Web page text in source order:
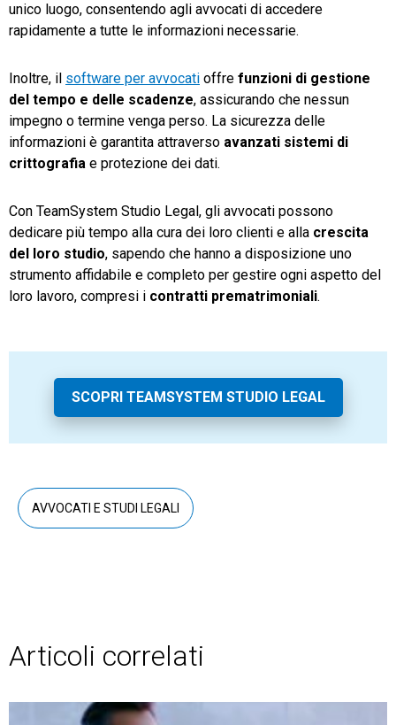
unico luogo, consentendo agli avvocati di accedere
rapidamente a tutte le informazioni necessarie.
Inoltre, il software per avvocati offre funzioni di gestione
del tempo e delle scadenze, assicurando che nessun
impegno o termine venga perso. La sicurezza delle
informazioni è garantita attraverso avanzati sistemi di
crittografia e protezione dei dati.
Con TeamSystem Studio Legal, gli avvocati possono
dedicare più tempo alla cura dei loro clienti e alla crescita
del loro studio, sapendo che hanno a disposizione uno
strumento affidabile e completo per gestire ogni aspetto del
loro lavoro, compresi i contratti prematrimoniali.
SCOPRI TEAMSYSTEM STUDIO LEGAL
AVVOCATI E STUDI LEGALI
Articoli correlati